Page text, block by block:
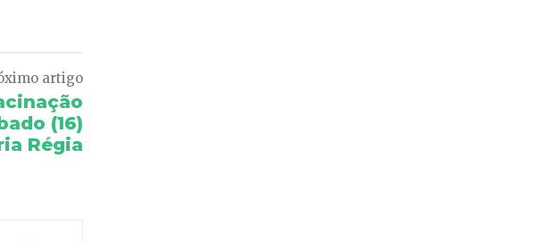
artigo
(16)
Régia